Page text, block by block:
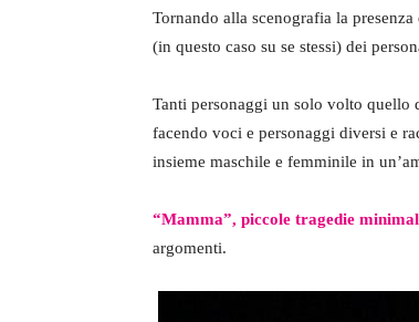
Tornando alla scenografia la
(in questo caso su se stessi) dei
Tanti personaggi un solo volto quello
facendo voci e personaggi diversi e
insieme maschile e femminile in
“Mamma”, piccole tragedie
argomenti.